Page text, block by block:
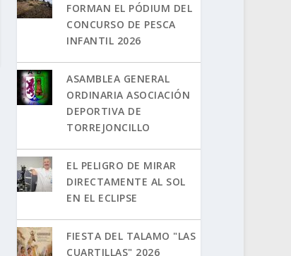
FORMAN EL PÓDIUM DEL
CONCURSO DE PESCA
INFANTIL 2026
ASAMBLEA GENERAL
ORDINARIA ASOCIACIÓN
DEPORTIVA DE
TORREJONCILLO
EL PELIGRO DE MIRAR
DIRECTAMENTE AL SOL
EN EL ECLIPSE
FIESTA DEL TALAMO "LAS
CUARTILLAS" 2026